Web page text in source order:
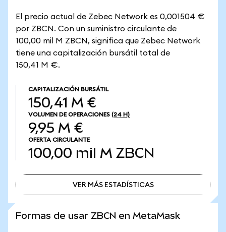
El precio actual de Zebec Network es 0,001504 €
por ZBCN. Con un suministro circulante de
100,00 mil M ZBCN, significa que Zebec Network
tiene una capitalización bursátil total de
150,41 M €.
CAPITALIZACIÓN BURSÁTIL
150,41 M €
VOLUMEN DE OPERACIONES (24 H)
9,95 M €
OFERTA CIRCULANTE
100,00 mil M ZBCN
VER MÁS ESTADÍSTICAS
Formas de usar ZBCN en MetaMask